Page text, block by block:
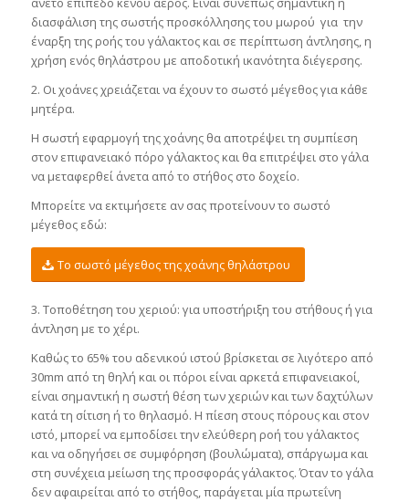
διασφάλιση της σωστής προσκόλλησης του μωρού για την
έναρξη της ροής του γάλακτος και σε περίπτωση άντλησης, η
χρήση ενός θηλάστρου με αποδοτική ικανότητα διέγερσης.
2. Οι χοάνες χρειάζεται να έχουν το σωστό μέγεθος για κάθε
μητέρα.
Η σωστή εφαρμογή της χοάνης θα αποτρέψει τη συμπίεση
στον επιφανειακό πόρο γάλακτος και θα επιτρέψει στο γάλα
να μεταφερθεί άνετα από το στήθος στο δοχείο.
Μπορείτε να εκτιμήσετε αν σας προτείνουν το σωστό
μέγεθος εδώ:
Το σωστό μέγεθος της χοάνης θηλάστρου
3. Τοποθέτηση του χεριού: για υποστήριξη του στήθους ή για
άντληση με το χέρι.
Καθώς το 65% του αδενικού ιστού βρίσκεται σε λιγότερο από
30mm από τη θηλή και οι πόροι είναι αρκετά επιφανειακοί,
είναι σημαντική η σωστή θέση των χεριών και των δαχτύλων
κατά τη σίτιση ή το θηλασμό. Η πίεση στους πόρους και στον
ιστό, μπορεί να εμποδίσει την ελεύθερη ροή του γάλακτος
και να οδηγήσει σε συμφόρηση (βουλώματα), σπάργωμα και
στη συνέχεια μείωση της προσφοράς γάλακτος. Όταν το γάλα
δεν αφαιρείται από το στήθος, παράγεται μία πρωτεΐνη